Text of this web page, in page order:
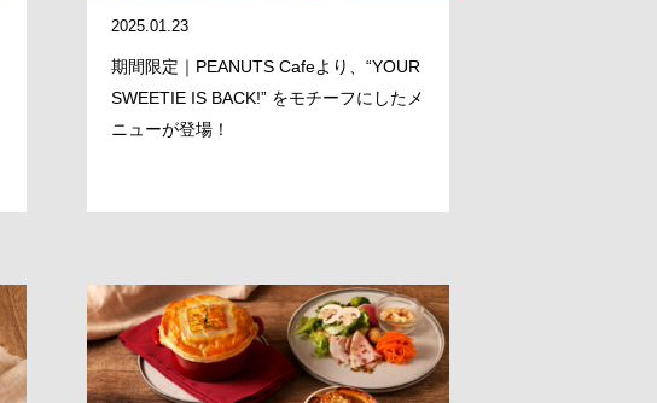
2025.01.23
期間限定｜PEANUTS Cafeより、“YOUR
SWEETIE IS BACK!” をモチーフにしたメ
ニューが登場！